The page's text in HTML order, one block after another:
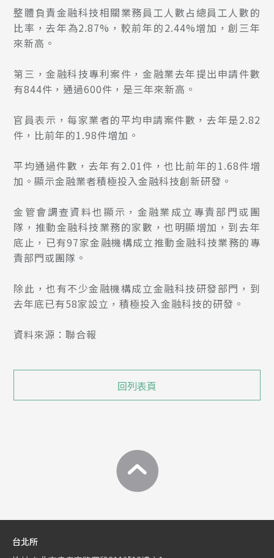
整體負責金融科技相關業務員工人數占總員工人數的
比率，去年為2.87%，較前年的2.44%增加，創三年
來新高。
第三，金融科技專利案件，金融業去年提出申請件數
有844件，通過600件，是三年來新高。
官員表示，每家業者的平均申請案件數，去年是2.82
件，比前年的1.98件增加。
平均通過件數，去年有2.01件，也比前年的1.68件增
加。顯示金融業者積極投入金融科技創新研發。
金管會調查資料也顯示，金融業成立專責部門或團
隊，推動金融科技業務的家數，也明顯增加，到去年
底止，已有97家金融機構成立推動金融科技業務的專
責部門或團隊。
除此，也有不少金融機構成立金融科技研發部門，到
去年底已有58家設立，積極投入金融科技的研發。
資料來源：聯合報
回列表頁
台北所